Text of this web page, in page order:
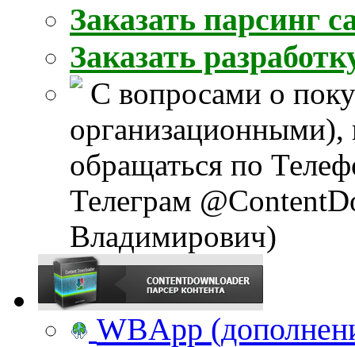
Заказать парсинг
Заказать
С вопросами о
обращаться по
Телеграм
Владимирович)
WBApp